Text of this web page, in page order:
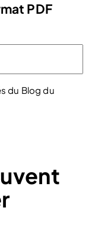
PDF
du Blog du